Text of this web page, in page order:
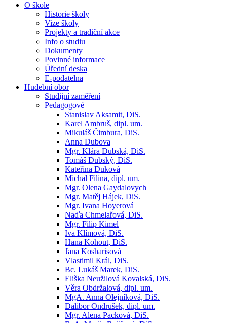
O škole
Historie školy
Vize školy
Projekty a tradiční akce
Info o studiu
Dokumenty
Povinné informace
Úřední deska
E-podatelna
Hudební obor
Studijní zaměření
Pedagogové
Stanislav Aksamit, DiS.
Karel Ambruš, dipl. um.
Mikuláš Čimbura, DiS.
Anna Dubova
Mgr. Klára Dubská, DiS.
Tomáš Dubský, DiS.
Kateřina Duková
Michal Filina, dipl. um.
Mgr. Olena Gaydalovych
Mgr. Matěj Hájek, DiS.
Mgr. Ivana Hoyerová
Naďa Chmelařová, DiS.
Mgr. Filip Kimel
Iva Klímová, DiS.
Hana Kohout, DiS.
Jana Kosharisová
Vlastimil Král, DiS.
Bc. Lukáš Marek, DiS.
Eliška Neužilová Kovalská, DiS.
Věra Obdržalová, dipl. um.
MgA. Anna Olejníková, DiS.
Dalibor Ondrušek, dipl. um.
Mgr. Alena Packová, DiS.